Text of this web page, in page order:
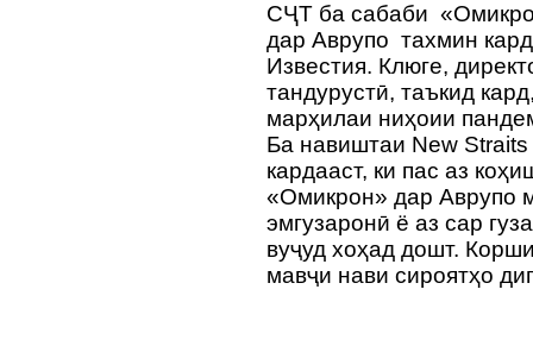
СҶТ ба сабаби
дар Аврупо тахмин кард
Известия. Клюге,
тандурустӣ, таъкид
марҳилаи ниҳоии
Ба навиштаи New
кардааст, ки пас аз
«Омикрон» дар Аврупо
эмгузаронӣ ё аз сар
вуҷуд хоҳад дошт.
мавҷи нави сироятҳо